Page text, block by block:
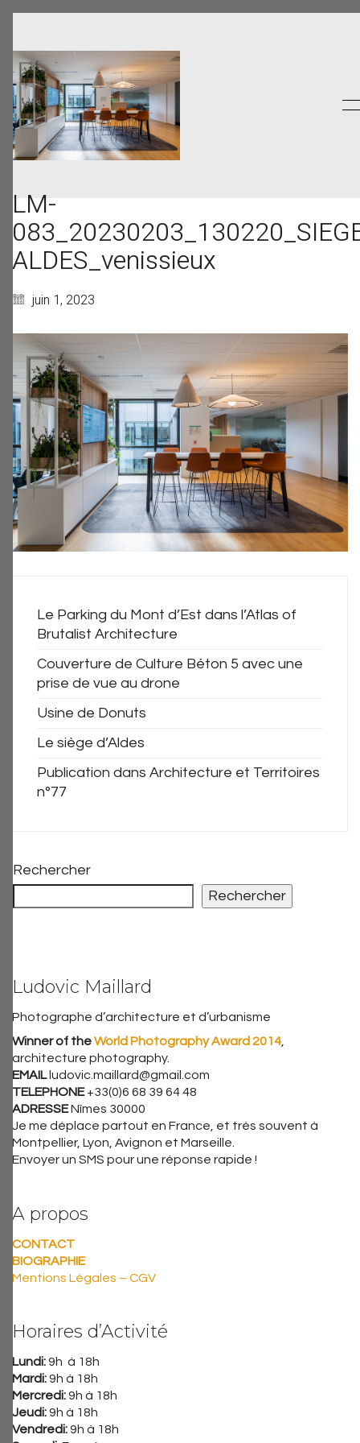
LM-
ALDES_venissieux
juin 1, 2023
Le Parking du Mont d’Est dans l’Atlas of
Brutalist Architecture
Couverture de Culture Béton 5 avec une
prise de vue au drone
Usine de Donuts
Le siège d’Aldes
Publication dans Architecture et Territoires
n°77
Rechercher
Rechercher
Ludovic Maillard
Photographe d’architecture et d’urbanisme
Winner of theWorld Photography Award 2014
architecture photography.
EMAIL ludovic.maillard@gmail.com
TELEPHONE+33(0)6 68 39 64 48
ADRESSENîmes 30000
Je me déplace partout en France, et très souvent à
Montpellier, Lyon, Avignon et Marseille.
Envoyer un SMS pour une réponse rapide !
A propos
CONTACT
BIOGRAPHIE
Mentions Légales – CGV
Horaires d’Activité
Lundi:9h à 18h
Mardi:9h à 18h
Mercredi:9h à 18h
Jeudi:9h à 18h
Vendredi:9h à 18h